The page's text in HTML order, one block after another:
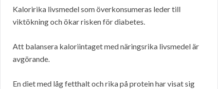
Kaloririka livsmedel som överkonsumeras leder till
viktökning och ökar risken för diabetes.
Att balansera kaloriintaget med näringsrika livsmedel är
avgörande.
En diet med låg fetthalt och rika på protein har visat sig